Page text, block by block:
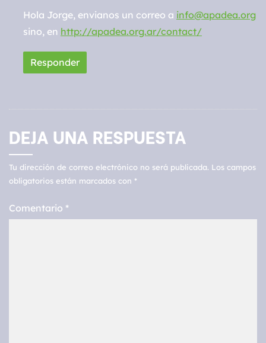
Hola Jorge, envianos un correo a info@apadea.org
sino, en http://apadea.org.ar/contact/
Responder
DEJA UNA RESPUESTA
Tu dirección de correo electrónico no será publicada. Los campos
obligatorios están marcados con *
Comentario *